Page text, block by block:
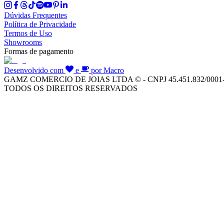
Dúvidas Frequentes
Política de Privacidade
Termos de Uso
Showrooms
Formas de pagamento
Desenvolvido com e
por Macro
GAMZ COMERCIO DE JOIAS LTDA © - CNPJ 45.451.832/
TODOS OS DIREITOS RESERVADOS